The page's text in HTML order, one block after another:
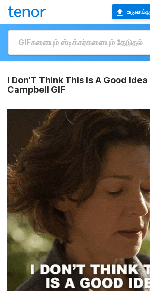
உருவாக்கு
I Don'T Think This Is A Good
Campbell GIF